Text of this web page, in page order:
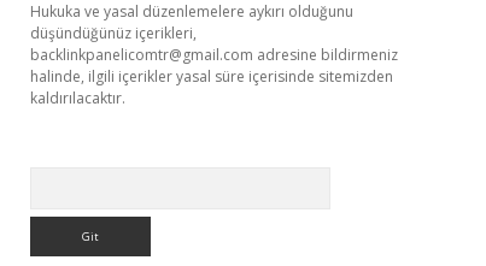
Hukuka ve yasal düzenlemelere aykırı olduğunu
düşündüğünüz içerikleri,
backlinkpanelicomtr@gmail.com adresine bildirmeniz
halinde, ilgili içerikler yasal süre içerisinde sitemizden
kaldırılacaktır.